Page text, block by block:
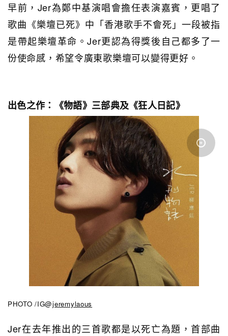
早前，Jer為鄭中基演唱會擔任表演嘉賓，更唱了
歌曲《樂壇已死》中「香港歌手不會死」一段被指
是帶起樂壇革命。Jer更認為得獎後自己都多了一
份使命感，希望令廣東歌樂壇可以變得更好。
出色之作：《物語》三部典及《狂人日記》
PHOTO /IG@jeremylaous
Jer在去年推出的三首歌都是以死亡為題，首部曲